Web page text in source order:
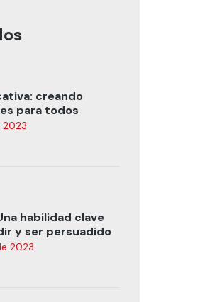
creando
para todos
habilidad clave
y ser persuadido
2023